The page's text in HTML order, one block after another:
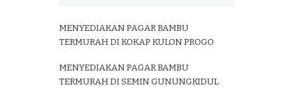
MENYEDIAKAN PAGAR BAMBU
TERMURAH DI KOKAP KULON PROGO
MENYEDIAKAN PAGAR BAMBU
TERMURAH DI SEMIN GUNUNGKIDUL